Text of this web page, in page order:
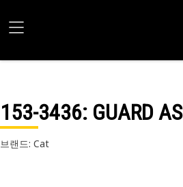
153-3436: GUARD AS
브랜드: Cat